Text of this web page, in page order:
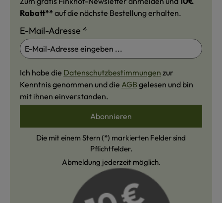
Rabatt** auf die nächste Bestellung erhalten.
E-Mail-Adresse *
Ich habe die Datenschutzbestimmungen zur
Kenntnis genommen und die AGB gelesen und bin
mit ihnen einverstanden.
Abonnieren
Die mit einem Stern (*) markierten Felder sind
Pflichtfelder.
Abmeldung jederzeit möglich.